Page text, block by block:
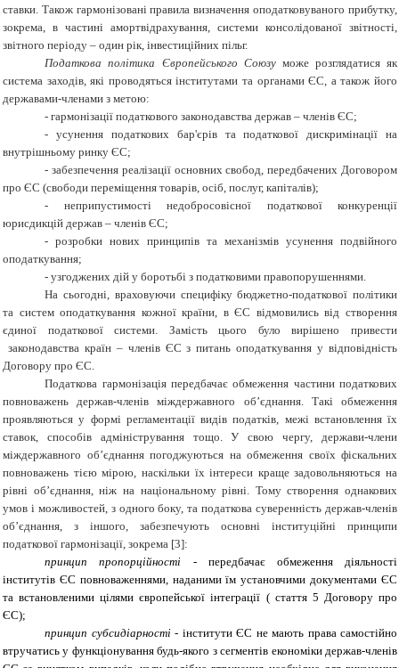
ставки. Також гармонізовані правила визначення оподатковуваного прибутку,
зокрема, в частині амортвідрахування, системи консолідованої звітності,
звітного періоду – один рік, інвестиційних пільг.
Податкова політика Європейського Союзуможе розглядатися як
система заходів, які проводяться інститутами та органами ЄС, а також його
державами-членами з метою:
- гармонізації податкового законодавства держав – членів ЄС;
-
усунення податкових бар'єрів та податкової дискримінації на
внутрішньому ринку ЄС;
- забезпечення реалізації основних свобод, передбачених Договором
про ЄС (свободи переміщення товарів, осіб, послуг, капіталів);
-
неприпустимості недобросовісної податкової конкуренції
юрисдикцій держав – членів ЄС;
- розробки нових принципів та механізмів усунення подвійного
оподаткування;
- узгоджених дій у боротьбі з податковими правопорушеннями.
На сьогодні, враховуючи специфіку бюджетно-податкової політики
та систем оподаткування кожної країни, в ЄС відмовились від створення
єдиної податкової системи. Замість цього було вирішено привести
законодавства країн – членів ЄС з питань оподаткування у відповідність
Договору про ЄС.
Податкова гармонізація передбачає обмеження частини податкових
повноважень держав-членів міждержавного об’єднання. Такі обмеження
проявляються у формі регламентації видів податків, межі встановлення їх
ставок, способів адміністрування тощо. У свою чергу, держави-члени
міждержавного об’єднання погоджуються на обмеження своїх фіскальних
повноважень тією мірою, наскільки їх інтереси краще задовольняються на
рівні об’єднання, ніж на національному рівні. Тому створення однакових
умов і можливостей, з одного боку, та податкова суверенність держав-членів
об’єднання, з іншого, забезпечують основні інституційні принципи
податкової гармонізації, зокрема [3]:
принцип пропорційності - передбачає обмеження діяльності
інститутів ЄС повноваженнями, наданими їм установчими документами ЄС
та встановленими цілями європейської інтеграції ( стаття 5 Договору про
ЄС);
принцип субсидіарності- інститути ЄС не мають права самостійно
втручатись у функціонування будь-якого з сегментів економіки держав-членів